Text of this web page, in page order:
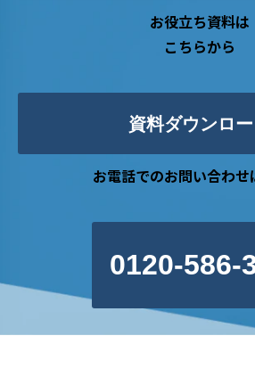
お役立ち資料は
こちらから
資料ダウンロ
お電話でのお問い合わせ
0120-586-